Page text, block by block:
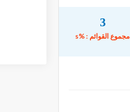
3
مجموع القوائم : %s